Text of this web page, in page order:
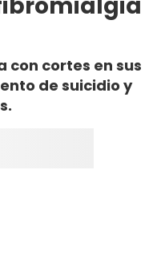
con cortes en sus
de suicidio y